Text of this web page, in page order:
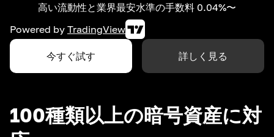
高い流動性と業界最安水準の手数料 0.04%〜
Powered by TradingView
今すぐ試す 詳しく見る
100種類以上の暗号資産に対